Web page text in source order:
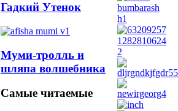
Гадкий Утенок
Муми-тролль и
шляпа волшебника
Самые читаемые